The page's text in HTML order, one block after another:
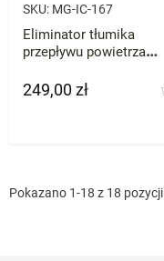
SKU: MG-IC-167
Eliminator tłumika
przepływu powietrza
VI 2.0T
Cena
249,00 zł
Pokazano 1-18 z 18 pozycji